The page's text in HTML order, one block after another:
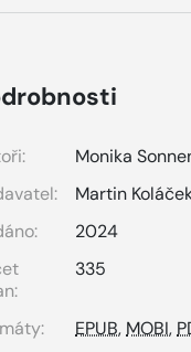
Monika
Martin
2024
335
EPUB, MOBI,